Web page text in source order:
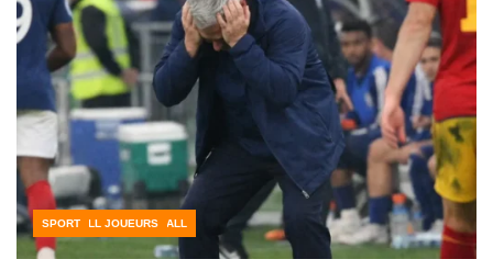
CÔTE D'IVOIRE FOOTBALL
FOOTBALL JOUEURS
SPORT